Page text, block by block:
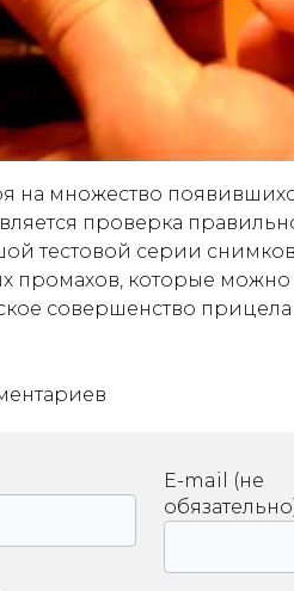
на множество
проверка
тестовой серии
промахов, которые можно
совершенство
E-mail (не